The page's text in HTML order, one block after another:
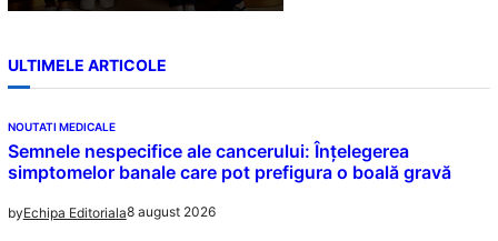
ULTIMELE ARTICOLE
NOUTATI MEDICALE
Semnele nespecifice ale cancerului: Înțelegerea
simptomelor banale care pot prefigura o boală gravă
byEchipa Editoriala8 august 2026